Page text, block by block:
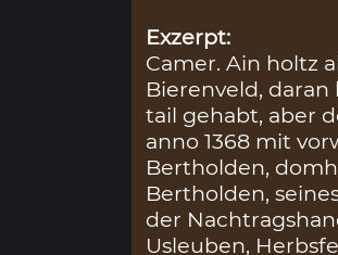
Exzerpt:
Camer. Ain holtz
Bierenveld,
tail gehabt, aber
anno 1368 mit
Bertholden,
Bertholden,
der
Usleuben,